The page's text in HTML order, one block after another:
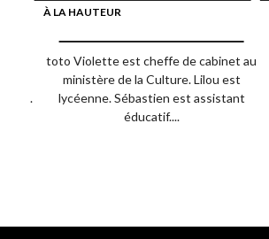
À LA HAUTEUR
toto Violette est cheffe de cabinet au
ministère de la Culture. Lilou est
lycéenne. Sébastien est assistant
éducatif....